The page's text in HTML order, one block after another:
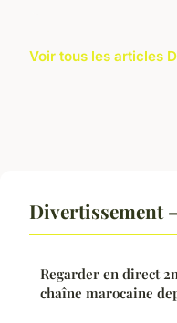
Voir tous les articles
Divertissement
Regarder en direct
chaîne marocaine